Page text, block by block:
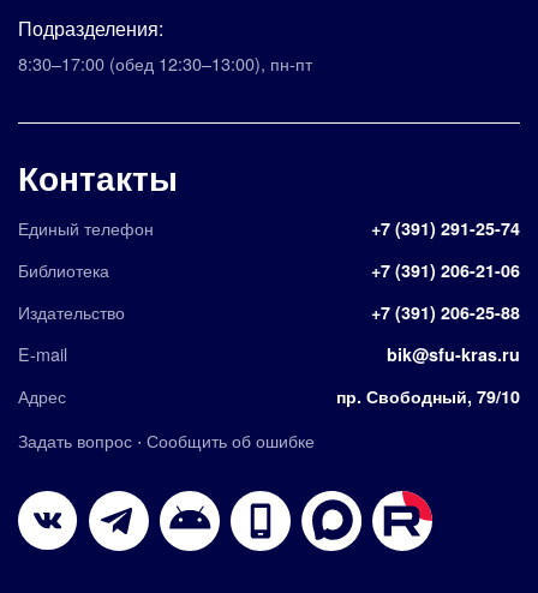
Подразделения:
8:30–17:00 (обед 12:30–13:00), пн-пт
Контакты
Единый телефон +7 (391) 291-25-74
Библиотека +7 (391) 206-21-06
Издательство +7 (391) 206-25-88
E-mail bik@sfu-kras.ru
Адрес пр. Свободный, 79/10
Задать вопрос · Сообщить об ошибке